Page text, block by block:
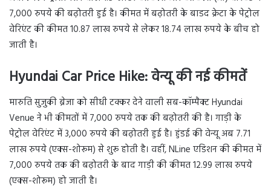
7,000 रुपये की बढ़ोतरी हुई है। कीमत में बढ़ोतरी के बाडद क्रेटा के पेट्रोल
वेरिएंट की कीमत 10.87 लाख रुपये से लेकर 18.74 लाख रुपये के बीच हो
जाती है।
Hyundai Car Price Hike:वेन्यू की नई कीमतें
मारुति सुजुकी ब्रेजा को सीधी टक्कर देने वाली सब-कॉम्पैक्ट Hyundai
Venue ने भी कीमतों में 7,000 रुपये तक की बढ़ोतरी की है। गाड़ी के
पेट्रोल वेरिएंट में 3,000 रुपये की बढ़ोतरी हुई है। हुंडई की वेन्यू अब 7.71
लाख रुपये (एक्स-शोरूम) से शुरू होती है। वहीं, NLine एडिशन की कीमत में
7,000 रुपये तक की बढ़ोतरी के बाद गाड़ी की कीमत 12.99 लाख रुपये
(एक्स-शोरूम) हो जाती है।